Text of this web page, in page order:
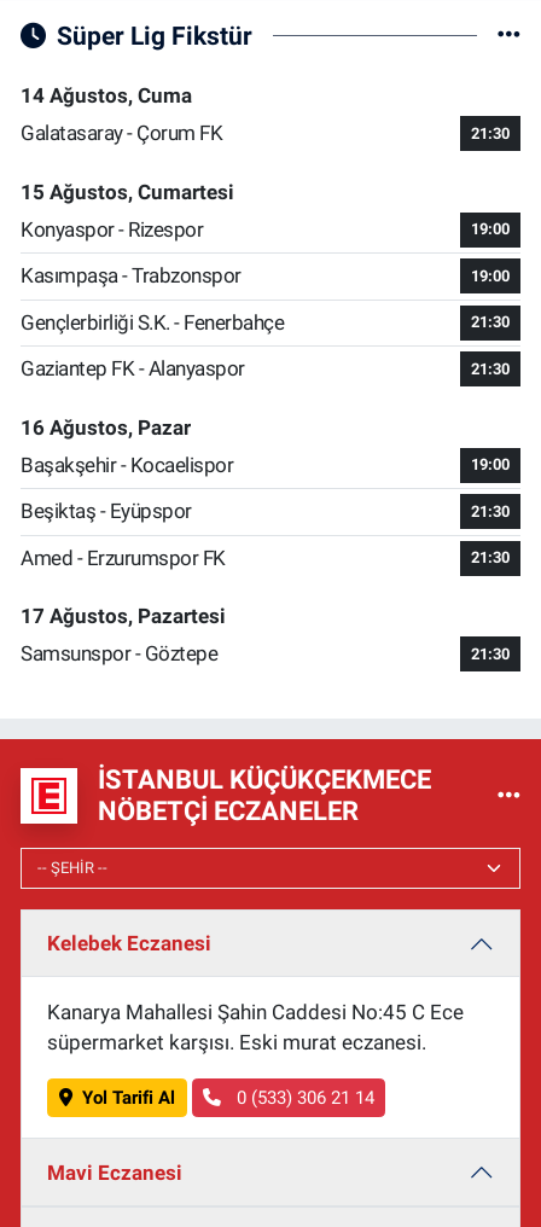
Süper Lig Fikstür
14 Ağustos, Cuma
Galatasaray - Çorum FK
21:30
15 Ağustos, Cumartesi
Konyaspor - Rizespor
19:00
Kasımpaşa - Trabzonspor 19:00
Gençlerbirliği S.K. - Fenerbahçe 21:30
Gaziantep FK - Alanyaspor 21:30
16 Ağustos, Pazar
Başakşehir - Kocaelispor
19:00
Beşiktaş - Eyüpspor 21:30
Amed - Erzurumspor FK 21:30
17 Ağustos, Pazartesi
Samsunspor - Göztepe
21:30
İSTANBUL KÜÇÜKÇEKMECE
NÖBETÇI ECZANELER
Kelebek Eczanesi
Kanarya Mahallesi Şahin Caddesi No:45 C Ece
süpermarket karşısı. Eski murat eczanesi.
Yol Tarifi Al 0 (533) 306 21 14
Mavi Eczanesi